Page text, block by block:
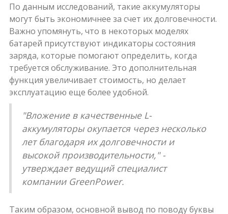
По данным исследований, такие аккумуляторы
могут быть экономичнее за счет их долговечности.
Важно упомянуть, что в некоторых моделях
батарей присутствуют индикаторы состояния
заряда, которые помогают определить, когда
требуется обслуживание. Это дополнительная
функция увеличивает стоимость, но делает
эксплуатацию еще более удобной.
"Вложение в качественные L-
аккумуляторы окупается через несколько
лет благодаря их долговечности и
высокой производительности," -
утверждает ведущий специалист
компании GreenPower.
Таким образом, основной вывод по поводу буквы